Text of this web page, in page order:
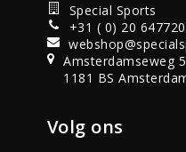
Special Sports
+31 ( 0) 20
Amsterdamseweg
1181 BS
Volg ons